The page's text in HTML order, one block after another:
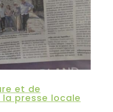
et de
la presse locale